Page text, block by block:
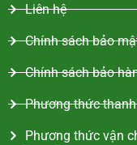
Liên hệ
Chính sách bảo
Chính sách bảo
Phương thức
Phương thức vận